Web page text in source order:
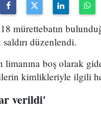
mürettebatın
düzenlendi.
boş olarak
kimlikleriyle ilgili
verildi'